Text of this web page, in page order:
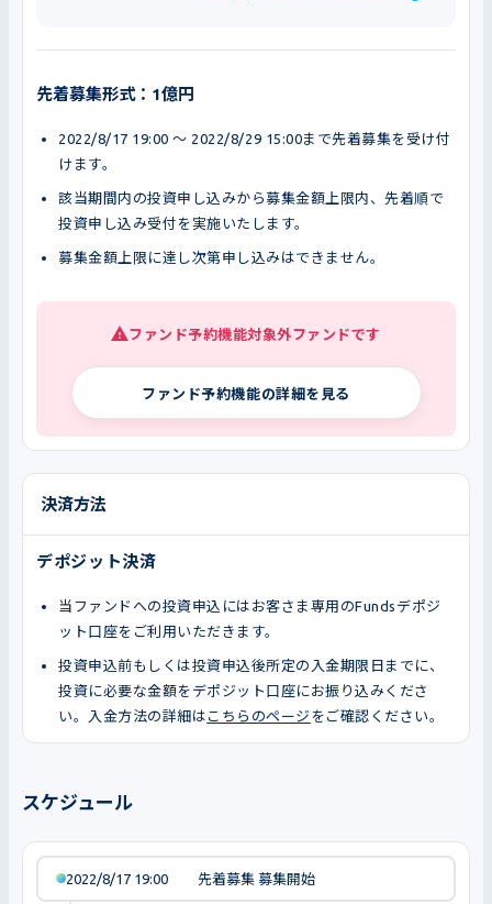
先着募集形式：1億円
2022/8/17 19:00 〜 2022/8/29 15:00まで先着募集を受け付
けます。
該当期間内の投資申し込みから募集金額上限内、先着順で
投資申し込み受付を実施いたします。
募集金額上限に達し次第申し込みはできません。
ファンド予約機能対象外ファンドです
ファンド予約機能の詳細を見る
決済方法
デポジット決済
当ファンドへの投資申込にはお客さま専用のFundsデポジ
ット口座をご利用いただきます。
投資申込前もしくは投資申込後所定の入金期限日までに、
投資に必要な金額をデポジット口座にお振り込みくださ
い。入金方法の詳細は こちらのページ をご確認ください。
スケジュール
2022/8/17 19:00 先着募集 募集開始